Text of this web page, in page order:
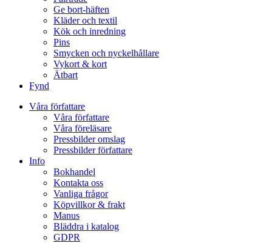
Ge bort-häften
Kläder och textil
Kök och inredning
Pins
Smycken och nyckelhållare
Vykort & kort
Ätbart
Fynd
Våra författare
Våra författare
Våra föreläsare
Pressbilder omslag
Pressbilder författare
Info
Bokhandel
Kontakta oss
Vanliga frågor
Köpvillkor & frakt
Manus
Bläddra i katalog
GDPR